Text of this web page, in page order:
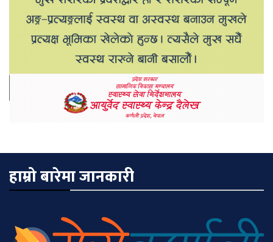
हाम्रो बारेमा जानकारी